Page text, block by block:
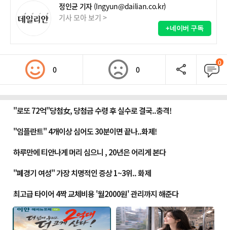
정인균 기자 (Ingyun@dailian.co.kr)
기사 모아 보기 >
+네이버 구독
0 0
0